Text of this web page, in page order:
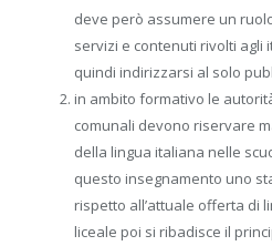
deve però assumere un
servizi e contenuti rivolti agli
quindi indirizzarsi al solo
in ambito formativo le
comunali devono riservare
della lingua italiana nelle
questo insegnamento uno
rispetto all’attuale offerta di
liceale poi si ribadisce il